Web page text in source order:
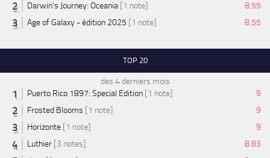
Darwin's Journey: Oceania [1 note]
8.55
Age of Galaxy - édition 2025 [1 note] 8.55
TOP 20
des 4 derniers mois
Puerto Rico 1897: Special Edition [1 note]
9
Frosted Blooms [1 note]
9
Horizonte [1 note]
9
Luthier [3 notes]
8.83